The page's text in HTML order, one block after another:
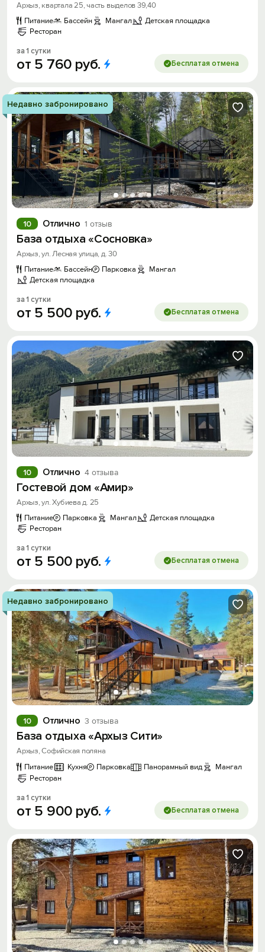
Архыз, квартала 25, часть выделов 39,40
Питание
Бассейн Мангал
Детская площадка
Ресторан
за 1 сутки
от 5 760 руб. Бесплатая отмена
Недавно забронировано
Отлично 1 отзыв
10
База отдыха «Сосновка»
Архыз, ул. Лесная улица, д. 30
Питание
Бассейн Парковка
Мангал
Детская площадка
за 1 сутки
от 5 500 руб. Бесплатая отмена
Отлично 4 отзыва
10
Гостевой дом «Амир»
Архыз, ул. Хубиева д. 25
Питание
Парковка Мангал
Детская площадка
Ресторан
за 1 сутки
от 5 500 руб. Бесплатая отмена
Недавно забронировано
Отлично 3 отзыва
10
База отдыха «Архыз Сити»
Архыз, Софийская поляна
Питание
Кухня Парковка Панорамный вид
Мангал
Ресторан
за 1 сутки
от 5 900 руб. Бесплатая отмена